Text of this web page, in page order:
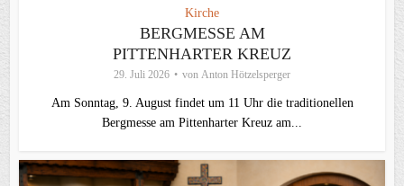
Kirche
BERGMESSE AM
PITTENHARTER KREUZ
29. Juli 2026 von Anton Hötzelsperger
Am Sonntag, 9. August findet um 11 Uhr die traditionellen
Bergmesse am Pittenharter Kreuz am...